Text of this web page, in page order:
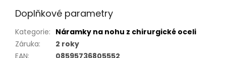
Doplňkové parametry
Kategorie: Náramky na nohu z chirurgické oceli
Záruka:
2 roky